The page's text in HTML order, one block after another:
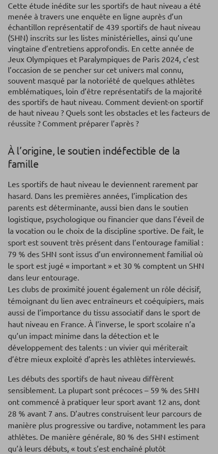
Cette étude inédite sur les sportifs de haut niveau a été
menée à travers une enquête en ligne auprès d’un
échantillon représentatif de 439 sportifs de haut niveau
(SHN) inscrits sur les listes ministérielles, ainsi qu’une
vingtaine d’entretiens approfondis. En cette année de
Jeux Olympiques et Paralympiques de Paris 2024, c’est
l’occasion de se pencher sur cet univers mal connu,
souvent masqué par la notoriété de quelques athlètes
emblématiques, loin d’être représentatifs de la majorité
des sportifs de haut niveau. Comment devient-on sportif
de haut niveau ? Quels sont les obstacles et les facteurs de
réussite ? Comment préparer l’après ?
À l’origine, le soutien indéfectible de la
famille
Les sportifs de haut niveau le deviennent rarement par
hasard. Dans les premières années, l’implication des
parents est déterminante, aussi bien dans le soutien
logistique, psychologique ou financier que dans l’éveil de
la vocation ou le choix de la discipline sportive. De fait, le
sport est souvent très présent dans l’entourage familial :
79 % des SHN sont issus d’un environnement familial où
le sport est jugé « important » et 30 % comptent un SHN
dans leur entourage.
Les clubs de proximité jouent également un rôle décisif,
témoignant du lien avec entraîneurs et coéquipiers, mais
aussi de l’importance du tissu associatif dans le sport de
haut niveau en France. À l’inverse, le sport scolaire n’a
qu’un impact minime dans la détection et le
développement des talents : un vivier qui mériterait
d’être mieux exploité d’après les athlètes interviewés.
Les débuts des sportifs de haut niveau diffèrent
sensiblement. La plupart sont précoces – 59 % des SHN
ont commencé à pratiquer leur sport avant 12 ans, dont
28 % avant 7 ans. D’autres construisent leur parcours de
manière plus progressive ou tardive, notamment les para
athlètes. De manière générale, 80 % des SHN estiment
qu’à leurs débuts, « tout s’est enchaîné plutôt